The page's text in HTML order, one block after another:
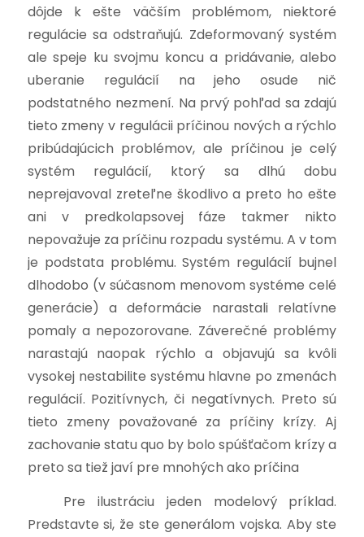
dôjde k ešte väčším problémom, niektoré
regulácie sa odstraňujú. Zdeformovaný systém
ale speje ku svojmu koncu a pridávanie, alebo
uberanie regulácií na jeho osude nič
podstatného nezmení. Na prvý pohľad sa zdajú
tieto zmeny v regulácii príčinou nových a rýchlo
pribúdajúcich problémov, ale príčinou je celý
systém regulácií, ktorý sa dlhú dobu
neprejavoval zreteľne škodlivo a preto ho ešte
ani v predkolapsovej fáze takmer nikto
nepovažuje za príčinu rozpadu systému. A v tom
je podstata problému. Systém regulácií bujnel
dlhodobo (v súčasnom menovom systéme celé
generácie) a deformácie narastali relatívne
pomaly a nepozorovane. Záverečné problémy
narastajú naopak rýchlo a objavujú sa kvôli
vysokej nestabilite systému hlavne po zmenách
regulácií. Pozitívnych, či negatívnych. Preto sú
tieto zmeny považované za príčiny krízy. Aj
zachovanie statu quo by bolo spúšťačom krízy a
preto sa tiež javí pre mnohých ako príčina
Pre ilustráciu jeden modelový príklad.
Predstavte si, že ste generálom vojska. Aby ste